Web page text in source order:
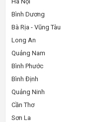
Bình Dương
Bà Rịa - Vũng Tàu
Long An
Quảng Nam
Bình Phước
Bình Định
Quảng Ninh
Cần Thơ
Sơn La